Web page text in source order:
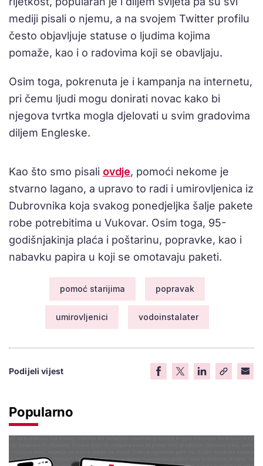
mediji pisali o njemu, a na svojem Twitter profilu
često objavljuje statuse o ljudima kojima
pomaže, kao i o radovima koji se obavljaju.
Osim toga, pokrenuta je i kampanja na internetu,
pri čemu ljudi mogu donirati novac kako bi
njegova tvrtka mogla djelovati u svim gradovima
diljem Engleske.
Kao što smo pisali ovdje, pomoći nekome je
stvarno lagano, a upravo to radi i umirovljenica iz
Dubrovnika koja svakog ponedjeljka šalje pakete
robe potrebitima u Vukovar. Osim toga, 95-
godišnjakinja plaća i poštarinu, popravke, kao i
nabavku papira u koji se omotavaju paketi.
pomoć starijima popravak
umirovljenici vodoinstalater
Podijeli vijest
Popularno